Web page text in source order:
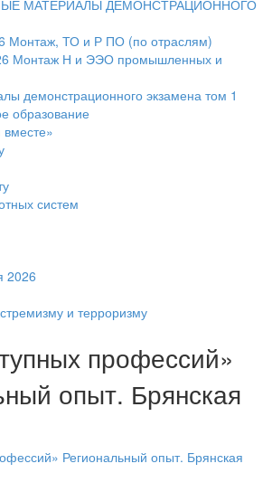
МАТЕРИАЛЫ ДЕМОНСТРАЦИОННОГО
Монтаж, ТО и Р ПО (по отраслям)
Монтаж Н и ЭЭО промышленных и
демонстрационного экзамена том 1
образование
систем
2026
и терроризму
профессий»
опыт. Брянская
Региональный опыт. Брянская